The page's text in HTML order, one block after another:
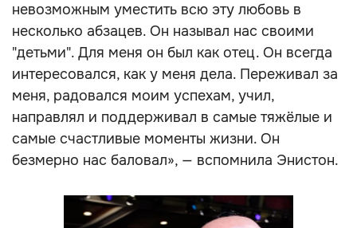
невозможным уместить всю эту любовь в
несколько абзацев. Он называл нас своими
"детьми". Для меня он был как отец. Он всегда
интересовался, как у меня дела. Переживал за
меня, радовался моим успехам, учил,
направлял и поддерживал в самые тяжёлые и
самые счастливые моменты жизни. Он
безмерно нас баловал», — вспомнила Энистон.